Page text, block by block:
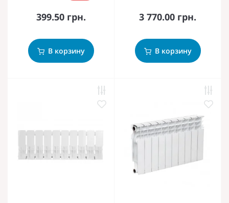
399.50 грн.
В корзину
3 770.00 грн.
В корзину